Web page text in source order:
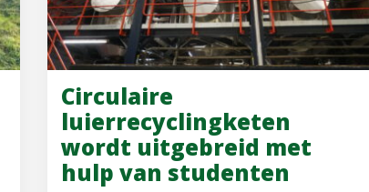
Circulaire
luierrecyclingketen
wordt uitgebreid met
hulp van studenten